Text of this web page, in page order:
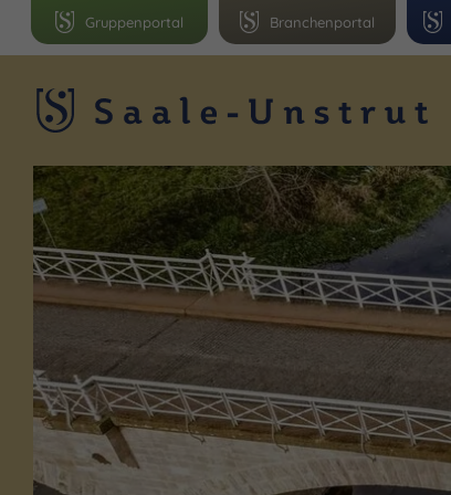
Branchenportal
Gruppenportal